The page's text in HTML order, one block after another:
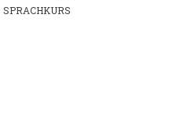
SPRACHKURS